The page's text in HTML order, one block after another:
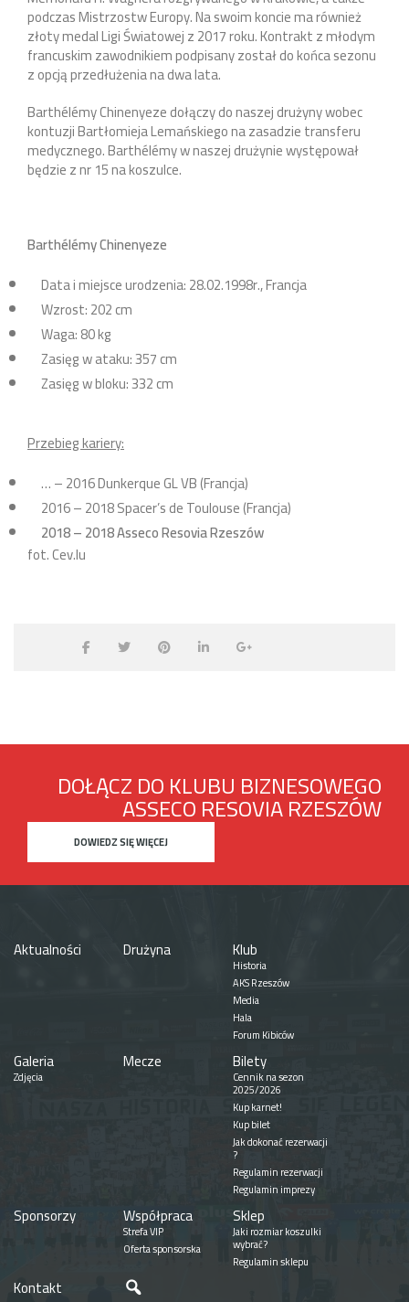
podczas Mistrzostw Europy. Na swoim koncie ma również
złoty medal Ligi Światowej z 2017 roku. Kontrakt z młodym
francuskim zawodnikiem podpisany został do końca sezonu
z opcją przedłużenia na dwa lata.
Barthélémy Chinenyeze dołączy do naszej drużyny wobec
kontuzji Bartłomieja Lemańskiego na zasadzie transferu
medycznego. Barthélémy w naszej drużynie występował
będzie z nr 15 na koszulce.
Barthélémy Chinenyeze
Data i miejsce urodzenia: 28.02.1998r., Francja
Wzrost: 202 cm
Waga: 80 kg
Zasięg w ataku: 357 cm
Zasięg w bloku: 332 cm
Przebieg kariery:
… – 2016 Dunkerque GL VB (Francja)
2016 – 2018 Spacer’s de Toulouse (Francja)
2018 – 2018 Asseco Resovia Rzeszów
fot. Cev.lu
DOŁĄCZ DO KLUBU BIZNESOWEGO
ASSECO RESOVIA RZESZÓW
DOWIEDZ SIĘ WIĘCEJ
Aktualności Drużyna Klub
Historia
AKS Rzeszów
Media
Hala
Forum Kibiców
Galeria
Zdjęcia
Mecze Bilety
Cennik na sezon
2025/2026
Kup karnet!
Kup bilet
Jak dokonać rezerwacji
?
Regulamin rezerwacji
Regulamin imprezy
Sponsorzy Współpraca
Strefa VIP
Oferta sponsorska
Sklep
Jaki rozmiar koszulki
wybrać?
Regulamin sklepu
Kontakt